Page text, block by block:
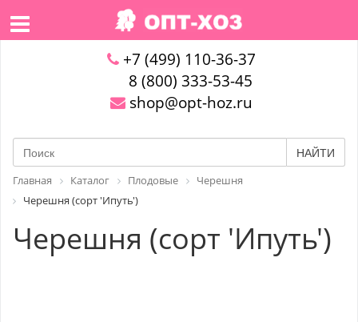
+7 (499) 110-36-37
8 (800) 333-53-45
shop@opt-hoz.ru
НАЙТИ
Главная Каталог Плодовые
Черешня
Черешня (сорт 'Ипуть')
Черешня (сорт 'Ипуть')